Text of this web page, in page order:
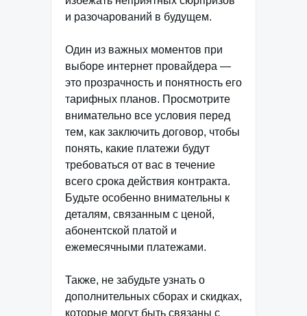
и разочарований в будущем.
Один из важных моментов при
выборе интернет провайдера —
это прозрачность и понятность его
тарифных планов. Просмотрите
внимательно все условия перед
тем, как заключить договор, чтобы
понять, какие платежи будут
требоваться от вас в течение
всего срока действия контракта.
Будьте особенно внимательны к
деталям, связанным с ценой,
абонентской платой и
ежемесячными платежами.
Также, не забудьте узнать о
дополнительных сборах и скидках,
которые могут быть связаны с